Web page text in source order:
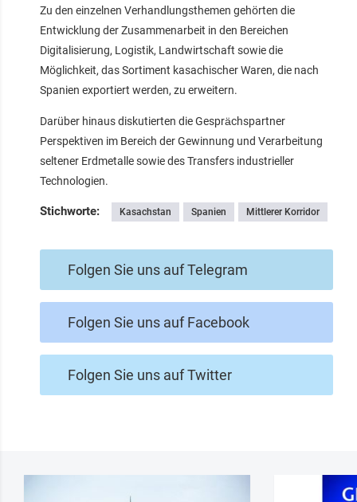
Zu den einzelnen Verhandlungsthemen gehörten die
Entwicklung der Zusammenarbeit in den Bereichen
Digitalisierung, Logistik, Landwirtschaft sowie die
Möglichkeit, das Sortiment kasachischer Waren, die nach
Spanien exportiert werden, zu erweitern.
Darüber hinaus diskutierten die Gesprächspartner
Perspektiven im Bereich der Gewinnung und Verarbeitung
seltener Erdmetalle sowie des Transfers industrieller
Technologien.
Stichworte: Kasachstan Spanien Mittlerer Korridor
Folgen Sie uns auf Telegram
Folgen Sie uns auf Facebook
Folgen Sie uns auf Twitter